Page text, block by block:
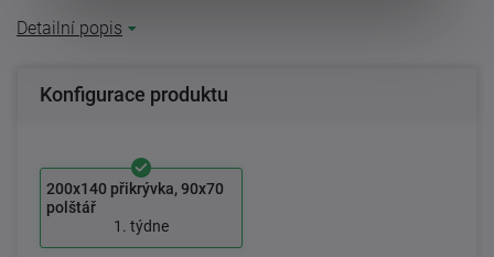
Detailní popis
Konfigurace produktu
200x140 přikrývka, 90x70
polštář
1. týdne